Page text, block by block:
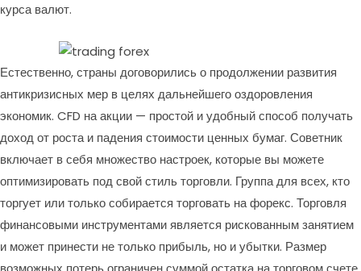
курса валют.
Естественно, страны договорились о продолжении развития
антикризисных мер в целях дальнейшего оздоровления
экономик. CFD на акции — простой и удобный способ получать
доход от роста и падения стоимости ценных бумаг. Советник
включает в себя множество настроек, которые вы можете
оптимизировать под свой стиль торговли. Группа для всех, кто
торгует или только собирается торговать на форекс. Торговля
финансовыми инструментами является рискованным занятием
и может принести не только прибыль, но и убытки. Размер